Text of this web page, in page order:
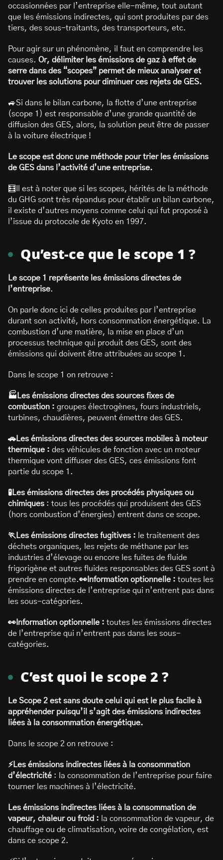
occasionnées par l’entreprise elle-même, tout autant
que les émissions indirectes, qui sont produites par des
tiers, des sous-traitants, des transporteurs, etc.
Pour agir sur un phénomène, il faut en comprendre les
causes. Or, délimiter les émissions de gaz à effet de
serre dans des “scopes” permet de mieux analyser et
trouver les solutions pour diminuer ces rejets de GES.
🚙Si dans le bilan carbone, la flotte d’une entreprise
(scope 1) est responsable d’une grande quantité de
diffusion des GES, alors, la solution peut être de passer
à la voiture électrique !
Le scope est donc une méthode pour trier les émissions
de GES dans l’activité d’une entreprise.
🧮Il est à noter que si les scopes, hérités de la méthode
du GHG sont très répandus pour établir un bilan carbone,
il existe d’autres moyens comme celui qui fut proposé à
l’issue du protocole de Kyoto en 1997.
Qu’est-ce que le scope 1 ?
Le scope 1 représente les émissions directes de
l’entreprise.
On parle donc ici de celles produites par l’entreprise
durant son activité, hors consommation énergétique. La
combustion d’une matière, la mise en place d’un
processus technique qui produit des GES, sont des
émissions qui doivent être attribuées au scope 1.
Dans le scope 1 on retrouve :
🏭Les émissions directes des sources fixes de
combustion : groupes électrogènes, fours industriels,
turbines, chaudières, peuvent émettre des GES.
🚗Les émissions directes des sources mobiles à moteur
thermique : des véhicules de fonction avec un moteur
thermique vont diffuser des GES, ces émissions font
partie du scope 1.
🧪Les émissions directes des procédés physiques ou
chimiques : tous les procédés qui produisent des GES
(hors combustion d’énergies) entrent dans ce scope.
🏃Les émissions directes fugitives : le traitement des
déchets organiques, les rejets de méthane par les
industries d’élevage ou encore les fuites de fluide
frigorigène et autres fluides responsables des GES sont à
prendre en compte.👀Information optionnelle : toutes les
émissions directes de l’entreprise qui n’entrent pas dans
les sous-catégories.
👀Information optionnelle : toutes les émissions directes
de l’entreprise qui n’entrent pas dans les sous-
catégories.
C’est quoi le scope 2 ?
Le Scope 2 est sans doute celui qui est le plus facile à
appréhender puisqu’il s’agit des émissions indirectes
liées à la consommation énergétique.
Dans le scope 2 on retrouve :
⚡Les émissions indirectes liées à la consommation
d’électricité : la consommation de l’entreprise pour faire
tourner les machines à l’électricité.
Les émissions indirectes liées à la consommation de
vapeur, chaleur ou froid : la consommation de vapeur, de
chauffage ou de climatisation, voire de congélation, est
dans ce scope 2.